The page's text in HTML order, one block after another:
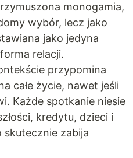
monogamia,
wybór, lecz jako
jako jedyna
forma relacji.
przypomina
całe życie, nawet jeśli
Każde spotkanie niesie
kredytu, dzieci i
zabija